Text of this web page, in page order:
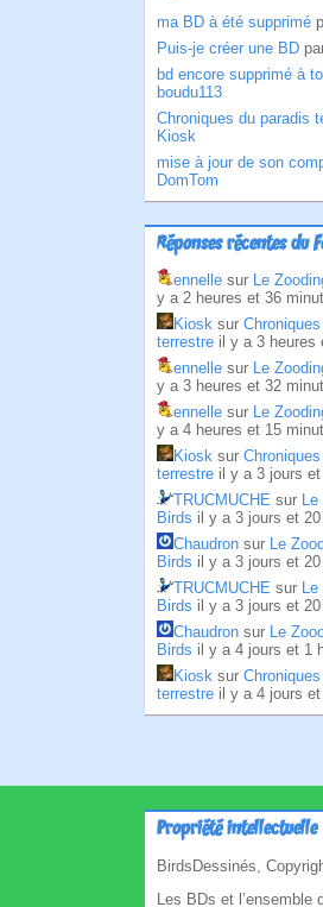
ma BD à été supprimé
Puis-je créer une BD
bd encore supprimé à
boudu113
Chroniques du paradis
Kiosk
mise à jour de son
DomTom
Réponses récentes du
ennelle sur Le
y a 2 heures et 36
Kiosk sur
terrestre il y a 3 heures
ennelle sur Le
y a 3 heures et 32
ennelle sur Le
y a 4 heures et 15
Kiosk sur
terrestre il y a 3 jours
TRUCMUCHE sur
Birds il y a 3 jours et 20
Chaudron sur Le
Birds il y a 3 jours et 20
TRUCMUCHE sur
Birds il y a 3 jours et 20
Chaudron sur Le
Birds il y a 4 jours et 1
Kiosk sur
terrestre il y a 4 jours
Propriété intellectuelle
BirdsDessinés,
Les BDs et l’ensemble